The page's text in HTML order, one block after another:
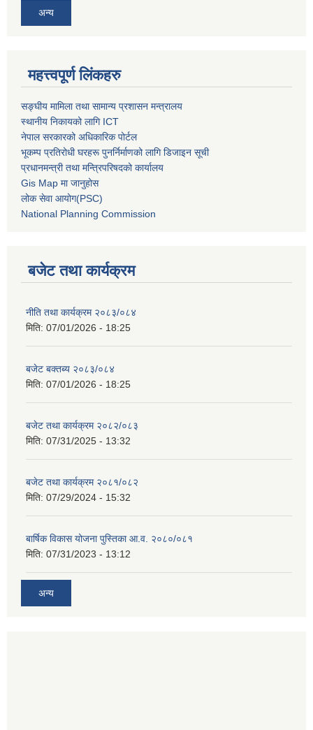
अन्य
महत्त्वपूर्ण लिंकहरु
सङ्घीय मामिला तथा सामान्य प्रशासन मन्त्रालय
स्थानीय निकायको लागि ICT
नेपाल सरकारको अधिकारिक पोर्टल
भूकम्प प्रतिरोधी घरहरू पुनर्निर्माणको लागि डिजाइन सूची
प्रधानमन्त्री तथा मन्त्रिपरिषदको कार्यालय
Gis Map मा जानुहोस
लोक सेवा आयोग(PSC)
National Planning Commission
बजेट तथा कार्यक्रम
नीति तथा कार्यक्रम २०८३/०८४
मिति: 07/01/2026 - 18:25
बजेट बक्तब्य २०८३/०८४
मिति: 07/01/2026 - 18:25
बजेट तथा कार्यक्रम २०८२/०८३
मिति: 07/31/2025 - 13:32
बजेट तथा कार्यक्रम २०८१/०८२
मिति: 07/29/2024 - 15:32
बार्षिक विकास योजना पुस्तिका आ.व. २०८०/०८१
मिति: 07/31/2023 - 13:12
अन्य